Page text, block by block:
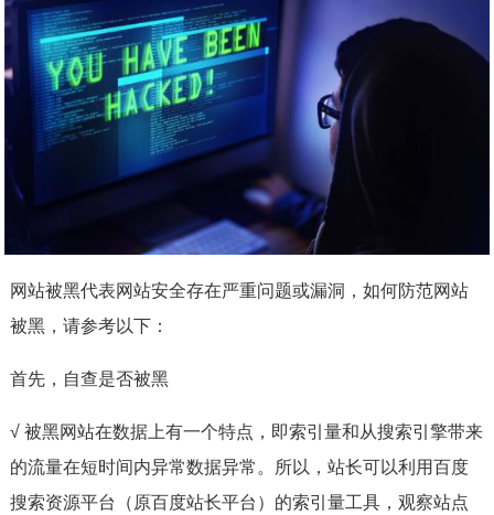
网站被黑代表网站安全存在严重问题或漏洞，如何防范网站
被黑，请参考以下：
首先，自查是否被黑
√ 被黑网站在数据上有一个特点，即索引量和从搜索引擎带来
的流量在短时间内异常数据异常。所以，站长可以利用百度
搜索资源平台（原百度站长平台）的索引量工具，观察站点